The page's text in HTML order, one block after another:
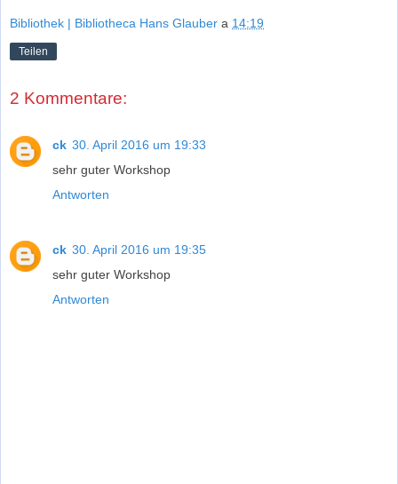
Bibliothek | Bibliotheca Hans Glauber a 14:19
Teilen
2 Kommentare:
ck 30. April 2016 um 19:33
sehr guter Workshop
Antworten
ck 30. April 2016 um 19:35
sehr guter Workshop
Antworten